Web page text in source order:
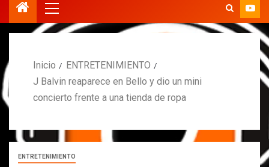
Inicio
ENTRETENIMIENTO
J Balvin reaparece en Bello y dio un mini
concierto frente a una tienda de ropa
ENTRETENIMIENTO